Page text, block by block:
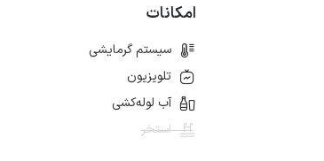
امکانات
سیستم گرمایشی
تلویزیون
آب لوله‌کشی
استخر